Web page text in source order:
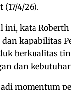
(17/4/26).
ini, kata
kapabilitas
berkualitas
dan
momentum